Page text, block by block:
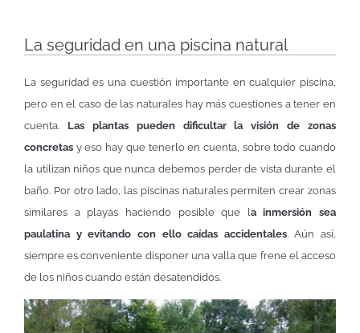
La seguridad en una piscina natural
La seguridad es una cuestión importante en cualquier piscina,
pero en el caso de las naturales hay más cuestiones a tener en
cuenta. Las plantas pueden dificultar la visión de zonas
concretas y eso hay que tenerlo en cuenta, sobre todo cuando
la utilizan niños que nunca debemos perder de vista durante el
baño. Por otro lado, las piscinas naturales permiten crear zonas
similares a playas haciendo posible que la inmersión sea
paulatina y evitando con ello caídas accidentales. Aún así,
siempre es conveniente disponer una valla que frene el acceso
de los niños cuando están desatendidos.